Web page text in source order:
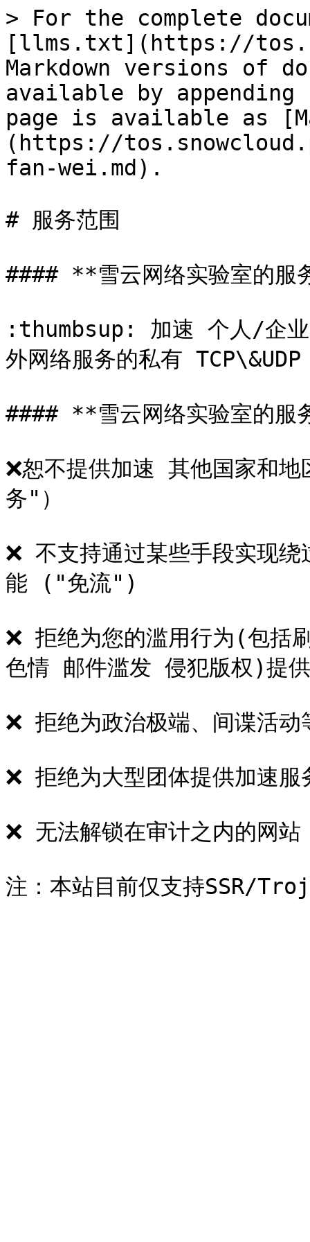
> For the complete
[llms.txt](https://
Markdown versions of
available by
page is available as
(https://
fan-wei.md).
# 服务范围
#### **雪云网络实验室的服
:thumbsup: 加速 个人/企
外网络服务的私有
#### **雪云网络实验室的服
❌恕不提供加速 其他国家和
务"）
❌ 不支持通过某些手段实现
能 ("免流")
❌ 拒绝为您的滥用行为(包
色情 邮件滥发 侵犯版权)提
❌ 拒绝为政治极端、间谍活动
❌ 拒绝为大型团体提供加速服
❌ 无法解锁在审计之内的网